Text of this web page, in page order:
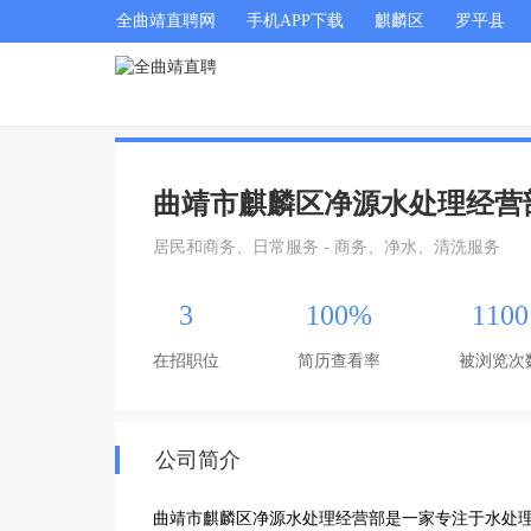
全曲靖直聘网 手机APP下载 麒麟区 罗平县
曲靖市麒麟区净源水处理经营
居民和商务、日常服务 - 商务、净水、清洗服务
3
在招职位
100%
简历查看率
1100
被浏览次
公司简介
曲靖市麒麟区净源水处理经营部是一家专注于水处